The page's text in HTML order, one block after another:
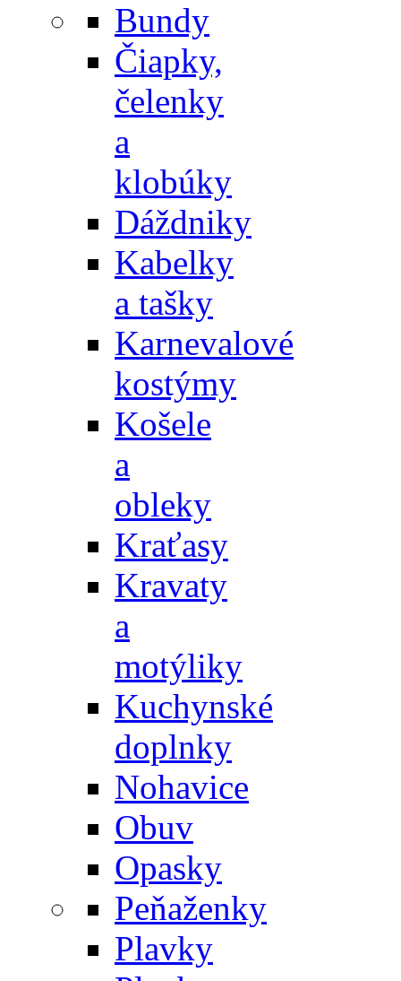
Bundy
Čiapky,
čelenky
a
klobúky
Dáždniky
Kabelky
a tašky
Karnevalové
kostýmy
Košele
a
obleky
Kraťasy
Kravaty
a
motýliky
Kuchynské
doplnky
Nohavice
Obuv
Opasky
Peňaženky
Plavky